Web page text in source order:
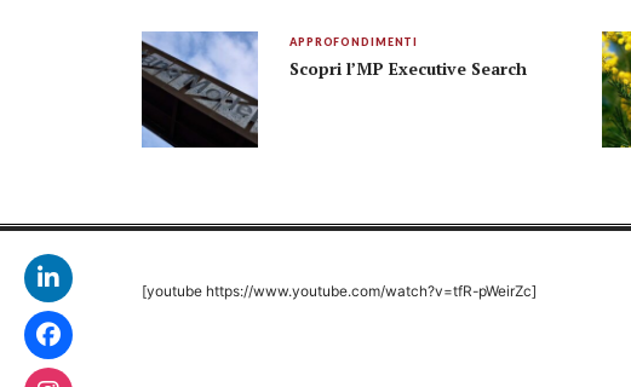
APPROFONDIMENTI
Scopri l’MP Executive Search
[youtube https://www.youtube.com/watch?v=tfR-pWeirZc]